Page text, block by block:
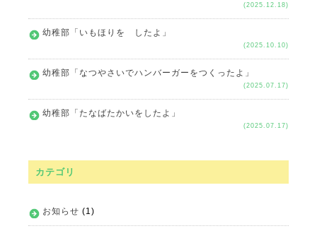
(2025.12.18)
幼稚部「いもほりを したよ」
(2025.10.10)
幼稚部「なつやさいでハンバーガーをつくったよ」
(2025.07.17)
幼稚部「たなばたかいをしたよ」
(2025.07.17)
カテゴリ
お知らせ (1)